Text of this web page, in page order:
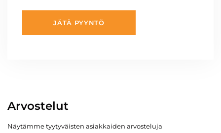
JÄTÄ PYYNTÖ
Arvostelut
Näytämme tyytyväisten asiakkaiden arvosteluja